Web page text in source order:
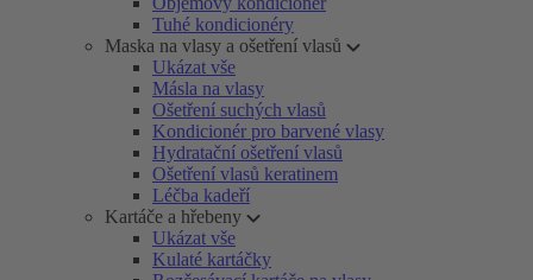
Tuhé kondicionéry
Maska na vlasy a ošetření vlasů
Ukázat vše
Másla na vlasy
Ošetření suchých vlasů
Kondicionér pro barvené vlasy
Hydratační ošetření vlasů
Ošetření vlasů keratinem
Léčba kadeří
Kartáče a hřebeny
Ukázat vše
Kulaté kartáčky